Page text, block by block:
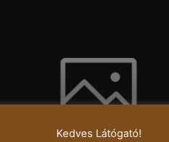
Kedves Látógató!